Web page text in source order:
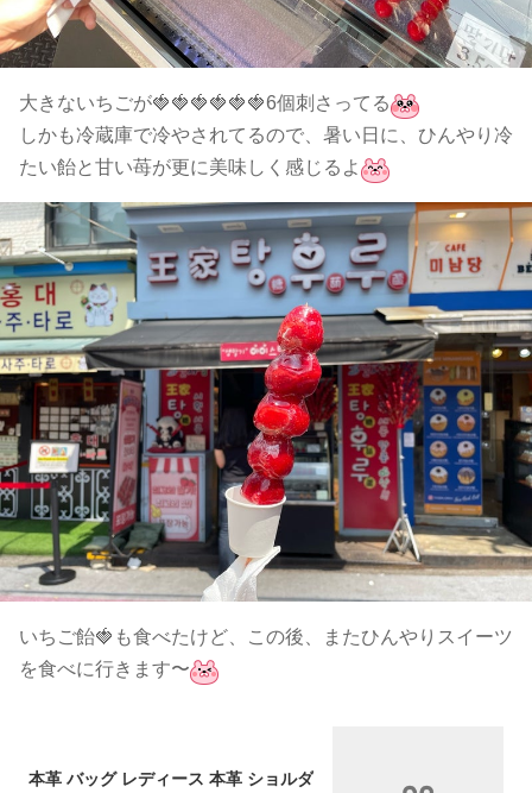
大きないちごが🍓🍓🍓🍓🍓🍓6個刺さってる
しかも冷蔵庫で冷やされてるので、暑い日に、ひんやり冷
たい飴と甘い苺が更に美味しく感じるよ
いちご飴🍓も食べたけど、この後、またひんやりスイーツ
を食べに行きます〜
本革 バッグ レディース 本革 ショルダ